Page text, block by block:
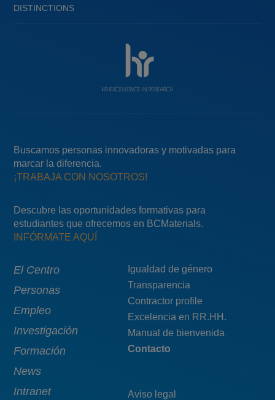
DISTINCTIONS
Buscamos personas innovadoras y motivadas para
marcar la diferencia.
¡TRABAJA CON NOSOTROS!
Descubre las oportunidades formativas para
estudiantes que ofrecemos en BCMaterials.
INFÓRMATE AQUÍ
Main
navigation
El Centro
Personas
Empleo
Investigación
Formación
News
Intranet
Menú
pie
top
Igualdad de género
Transparencia
Contractor profile
Excelencia en RR.HH.
Manual de bienvenida
Contacto
Aviso legal